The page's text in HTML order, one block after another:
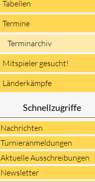
Tabellen
Termine
Terminarchiv
Mitspieler gesucht!
Länderkämpfe
Schnellzugriffe
Nachrichten
Turnieranmeldungen
Aktuelle Ausschreibungen
Newsletter